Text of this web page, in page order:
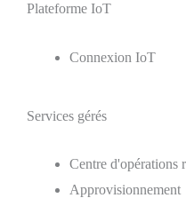
Plateforme IoT
Connexion IoT
Services gérés
Centre d'opérations
Approvisionnement